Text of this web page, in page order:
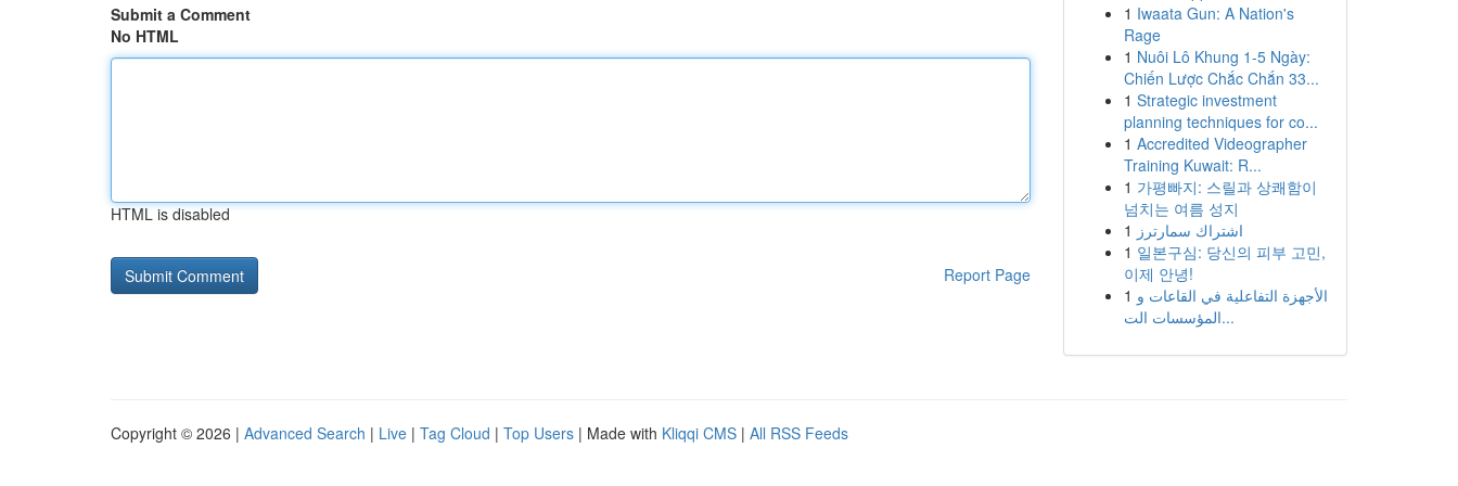
Submit a Comment
No HTML
HTML is disabled
Report Page
1 Iwaata Gun: A Nation's
Rage
1 Nuôi Lô Khung 1-5 Ngày:
Chiến Lược Chắc Chắn 33...
1 Strategic investment
planning techniques for co...
1 Accredited Videographer
Training Kuwait: R...
1 가평빠지: 스릴과 상쾌함이
넘치는 여름 성지
1 اشتراك سمارترز
1 일본구심: 당신의 피부 고민,
이제 안녕!
1 الأجهزة التفاعلية في القاعات و
المؤسسات الت...
Copyright © 2026 | Advanced Search | Live | Tag Cloud | Top Users | Made with Kliqqi CMS | All RSS Feeds